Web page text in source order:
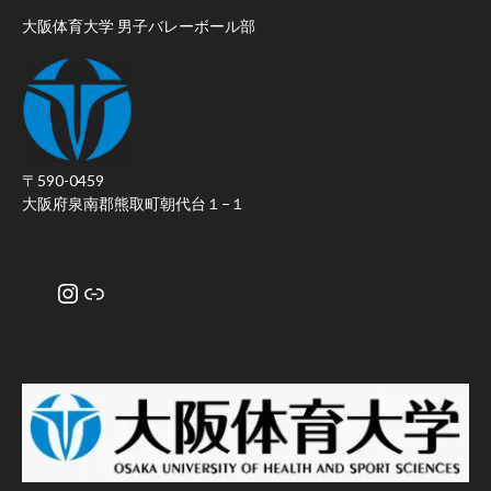
大阪体育大学 男子バレーボール部
〒590-0459
大阪府泉南郡熊取町朝代台１−１
Instagram
リンク